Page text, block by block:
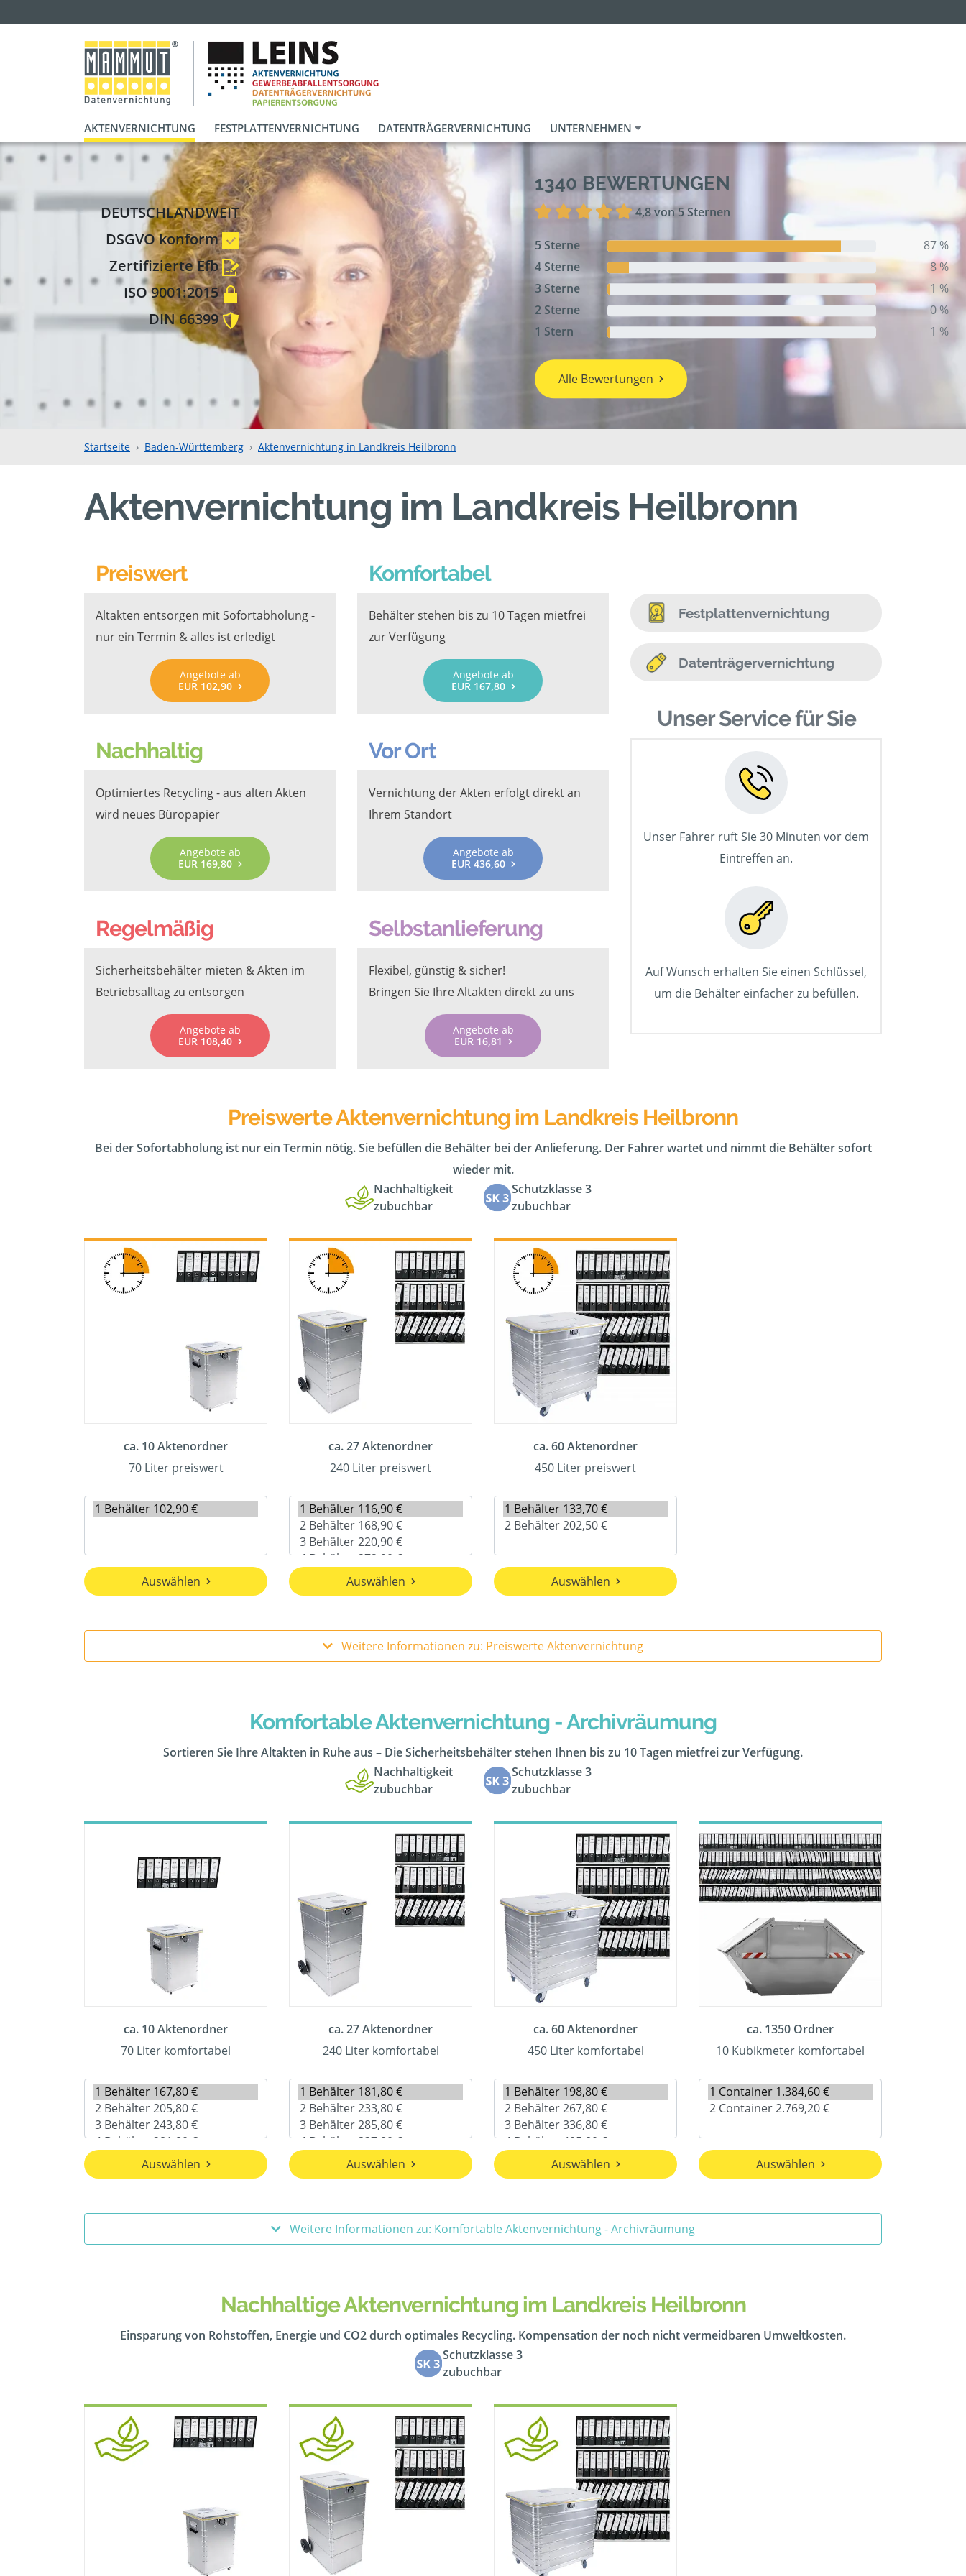
AKTENVERNICHTUNG FESTPLATTENVERNICHTUNG DATENTRÄGERVERNICHTUNG UNTERNEHMEN
DEUTSCHLANDWEIT
DSGVO konform
Zertifizierte Efb
ISO 9001:2015
DIN 66399
1340 BEWERTUNGEN
4,8 von 5 Sternen
5 Sterne
87 %
4 Sterne
8 %
3 Sterne
1 %
2 Sterne
0 %
1 Stern
1 %
Alle Bewertungen
Startseite Baden-Württemberg Aktenvernichtung in Landkreis Heilbronn
Aktenvernichtung im Landkreis Heilbronn
Preiswert
Altakten entsorgen mit Sofortabholung -
nur ein Termin & alles ist erledigt
Angebote ab
EUR 102,90
Komfortabel
Behälter stehen bis zu 10 Tagen mietfrei
zur Verfügung
Angebote ab
EUR 167,80
Nachhaltig
Optimiertes Recycling - aus alten Akten
wird neues Büropapier
Angebote ab
EUR 169,80
Vor Ort
Vernichtung der Akten erfolgt direkt an
Ihrem Standort
Angebote ab
EUR 436,60
Regelmäßig
Sicherheitsbehälter mieten & Akten im
Betriebsalltag zu entsorgen
Angebote ab
EUR 108,40
Selbstanlieferung
Flexibel, günstig & sicher!
Bringen Sie Ihre Altakten direkt zu uns
Angebote ab
EUR 16,81
Festplattenvernichtung
Datenträgervernichtung
Unser Service für Sie
Unser Fahrer ruft Sie 30 Minuten vor dem
Eintreffen an.
Auf Wunsch erhalten Sie einen Schlüssel,
um die Behälter einfacher zu befüllen.
Preiswerte Aktenvernichtung im Landkreis Heilbronn
Bei der Sofortabholung ist nur ein Termin nötig. Sie befüllen die Behälter bei der Anlieferung. Der Fahrer wartet und nimmt die Behälter sofort
wieder mit.
Nachhaltigkeit
zubuchbar
Schutzklasse 3
zubuchbar
ca. 10 Aktenordner
70 Liter preiswert
Auswählen
ca. 27 Aktenordner
240 Liter preiswert
Auswählen
ca. 60 Aktenordner
450 Liter preiswert
Auswählen
Weitere Informationen zu: Preiswerte Aktenvernichtung
Komfortable Aktenvernichtung - Archivräumung
Sortieren Sie Ihre Altakten in Ruhe aus – Die Sicherheitsbehälter stehen Ihnen bis zu 10 Tagen mietfrei zur Verfügung.
Nachhaltigkeit
zubuchbar
Schutzklasse 3
zubuchbar
ca. 10 Aktenordner
70 Liter komfortabel
Auswählen
ca. 27 Aktenordner
240 Liter komfortabel
Auswählen
ca. 60 Aktenordner
450 Liter komfortabel
Auswählen
ca. 1350 Ordner
10 Kubikmeter komfortabel
Auswählen
Weitere Informationen zu: Komfortable Aktenvernichtung - Archivräumung
Nachhaltige Aktenvernichtung im Landkreis Heilbronn
Einsparung von Rohstoffen, Energie und CO2 durch optimales Recycling. Kompensation der noch nicht vermeidbaren Umweltkosten.
Schutzklasse 3
zubuchbar